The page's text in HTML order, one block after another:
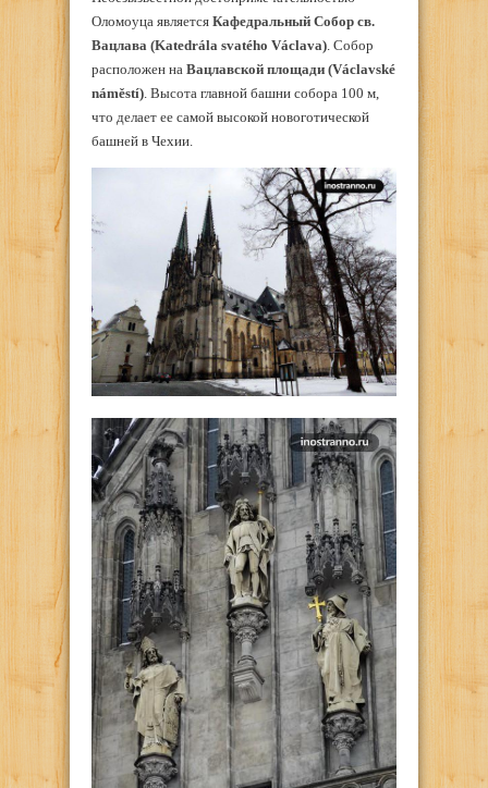
Оломоуца является Кафедральный Собор св.
Вацлава (Katedrála svatého Václava) . Собор
расположен на Вацлавской площади (Václavské
náměstí) . Высота главной башни собора 100 м,
что делает ее самой высокой новоготической
башней в Чехии.